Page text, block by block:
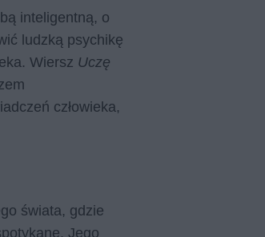
inteligentną, o
ludzką psychikę
Wiersz Uczę
człowieka,
świata, gdzie
Jego